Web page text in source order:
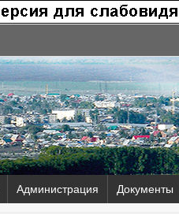
Администрация Документы